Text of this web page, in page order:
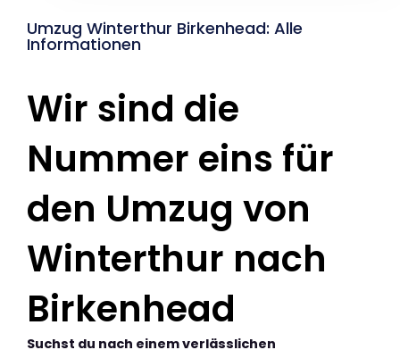
Umzug Winterthur Birkenhead: Alle
Informationen
Wir sind die
Nummer eins für
den Umzug von
Winterthur nach
Birkenhead
Suchst du nach einem verlässlichen